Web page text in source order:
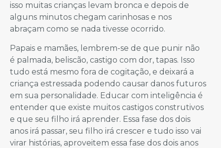
isso muitas crianças levam bronca e depois de
alguns minutos chegam carinhosas e nos
abraçam como se nada tivesse ocorrido.
Papais e mamães, lembrem-se de que punir não
é palmada, beliscão, castigo com dor, tapas. Isso
tudo está mesmo fora de cogitação, e deixará a
criança estressada podendo causar danos futuros
em sua personalidade. Educar com inteligência é
entender que existe muitos castigos construtivos
e que seu filho irá aprender. Essa fase dos dois
anos irá passar, seu filho irá crescer e tudo isso vai
virar histórias, aproveitem essa fase dos dois anos